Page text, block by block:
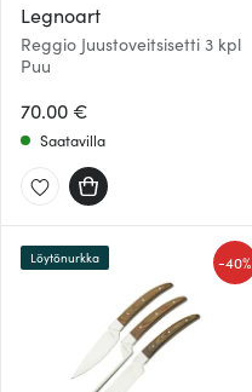
Legnoart
Reggio Juustoveitsisetti 3 kpl
Puu
70.00 €
Saatavilla
-40%
Löytönurkka